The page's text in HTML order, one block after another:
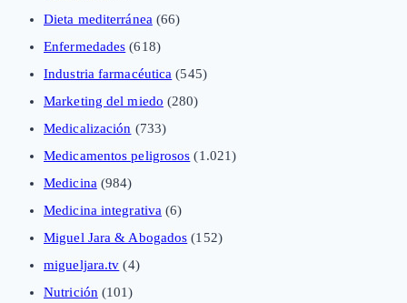
Dieta mediterránea (66)
Enfermedades (618)
Industria farmacéutica (545)
Marketing del miedo (280)
Medicalización (733)
Medicamentos peligrosos (1.021)
Medicina (984)
Medicina integrativa (6)
Miguel Jara & Abogados (152)
migueljara.tv (4)
Nutrición (101)